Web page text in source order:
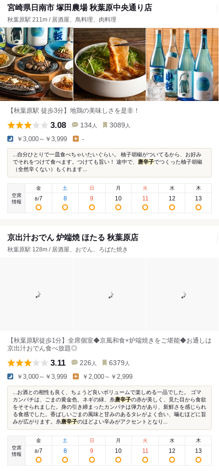
宮崎県日南市 塚田農場 秋葉原中央通り店
秋葉原駅 211m / 居酒屋、鳥料理、肉料理
【秋葉原駅 徒歩3分】地鶏の美味しさを是非！
3.08 134 人 3089 人
￥3,000～￥3,999 -
...自分ひとりで一皿食べちゃいたいぐらい。 柚子胡椒がついてるから、お好み
でそれをつけて食べます。つけても旨い！ 途中で、 唐辛子でつくった柚子胡椒
（全然辛くない）もくれます...
空席
情報
金
8/7
土
8
日
9
月
10
火
11
水
12
木
13
京出汁おでん 炉端焼 ほたる 秋葉原店
秋葉原駅 128m / 居酒屋、おでん、ろばた焼き
【秋葉原駅徒歩1分】全席個室◆京風和食×炉端焼きをご堪能◆お通しは
京出汁おでん食べ放題◎
3.11 226 人 6379 人
￥3,000～￥3,999 ￥2,000～￥2,999
...お酒との相性も良く、ちょうど良いボリュームで楽しめる一品でした。 ゴマ
カンパチは、ごまの黄金色、ネギの緑、糸唐辛子の赤が美しく、見た目から食欲
をそそられました。身の引き締まったカンパチは弾力があり、新鮮さを感じられ
る食感でした。香ばしいごまの風味と甘みのあるタレがよく合い、噛むほどに旨
みが広がります。糸唐辛子のほどよい辛みがアクセントとなり...
空席
情報
金
8/7
土
8
日
9
月
10
火
11
水
12
木
13